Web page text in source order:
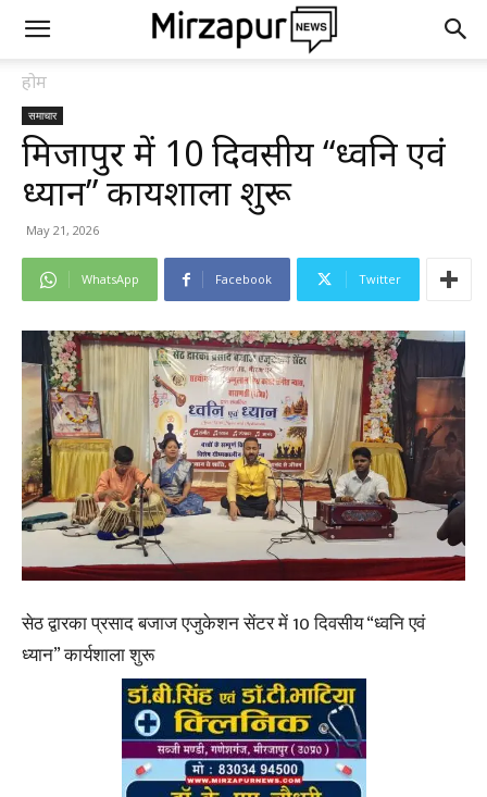
होम
समाचार
मिर्जापुर में 10 दिवसीय “ध्वनि एवं
ध्यान” कार्यशाला शुरू
May 21, 2026
WhatsApp Facebook Twitter
सेठ द्वारका प्रसाद बजाज एजुकेशन सेंटर में 10 दिवसीय “ध्वनि एवं
ध्यान” कार्यशाला शुरू